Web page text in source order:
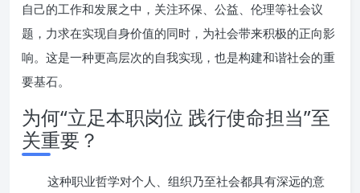
自己的工作和发展之中，关注环保、公益、伦理等社会议
题，力求在实现自身价值的同时，为社会带来积极的正向影
响。这是一种更高层次的自我实现，也是构建和谐社会的重
要基石。
为何“立足本职岗位 践行使命担当”至
关重要？
这种职业哲学对个人、组织乃至社会都具有深远的意